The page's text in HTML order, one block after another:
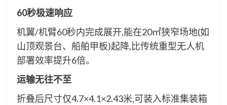
60秒极速响应
机翼/机臂60秒内完成展开,能在20㎡狭窄场地(如
山顶观景台、船舶甲板)起降,比传统重型无人机
部署效率提升6倍。
运输无往不至
折叠后尺寸仅4.7×4.1×2.43米,可装入标准集装箱